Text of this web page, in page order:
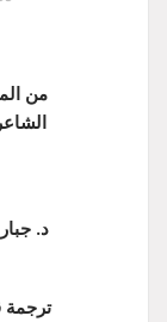
من
د.
ترجمة